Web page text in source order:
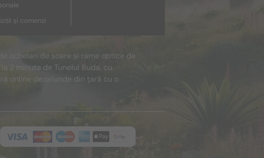
și comenzi
ochelari de soare și rame optice de
2 minute de Tunelul Buda, cu
online de oriunde din țară cu o